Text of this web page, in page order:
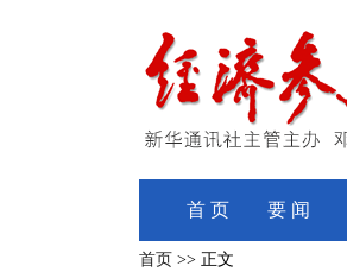
首 页 要 闻
首页 >> 正文